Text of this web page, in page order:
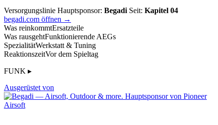
Versorgungslinie Hauptsponsor: Begadi Seit: Kapitel 04
begadi.com öffnen →
Was reinkommtErsatzteile
Was rausgehtFunktionierende AEGs
SpezialitätWerkstatt & Tuning
ReaktionszeitVor dem Spieltag
FUNK ▸
Ausgerüstet von